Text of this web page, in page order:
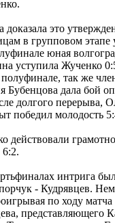
это
в групповом
юная
уступила Жученко
так же
Бубенцова дала бой
долгого перерыва,
победил молодость
действовали
6:2.
интрига
- Кудрявцев.
по ходу
представляющего